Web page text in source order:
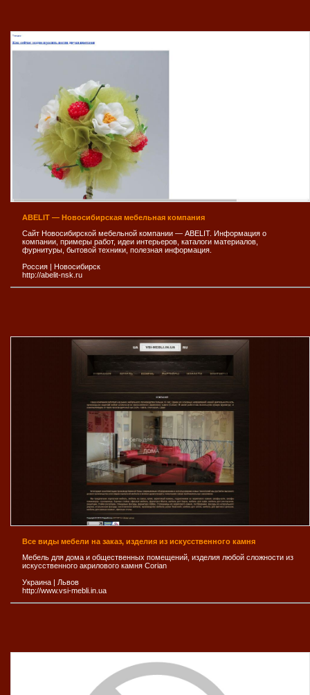
ABELIT — Новосибирская мебельная компания
Сайт Новосибирской мебельной компании — ABELIT. Информация о
компании, примеры работ, идеи интерьеров, каталоги материалов,
фурнитуры, бытовой техники, полезная информация.
Россия | Новосибирск
http://abelit-nsk.ru
Все виды мебели на заказ, изделия из искусственного камня
Мебель для дома и общественных помещений, изделия любой сложности из
искусственного акрилового камня Corian
Украина | Львов
http://www.vsi-mebli.in.ua